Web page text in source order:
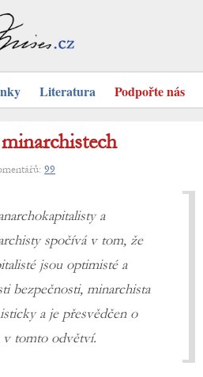
Literatura Podpořte nás
99
a
spočívá v tom, že
jsou optimisté a
bezpečnosti, minarchista
a je přesvědčen o
tomto odvětví.